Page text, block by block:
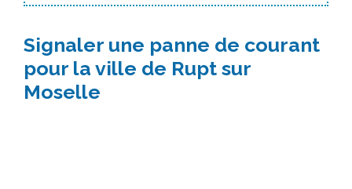
Signaler une panne de courant
pour la ville de Rupt sur
Moselle